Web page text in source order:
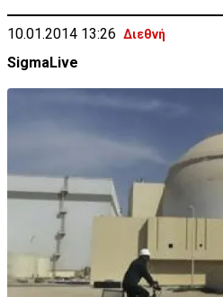
10.01.2014 13:26 Διεθνή
SigmaLive